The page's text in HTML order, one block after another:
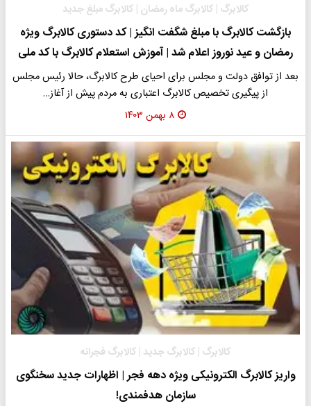
کالابرگ | کالابرگ ماه رمضان | کالابرگ مبلغ جدید
بازگشت کالابرگ با مبلغ شگفت انگیز | کد دستوری کالابرگ ویژه
رمضان و عید نوروز اعلام شد | آموزش استعلام کالابرگ با کد ملی
بعد از توافق دولت و مجلس برای احیای طرح کالابرگ، حالا رئیس مجلس
از پیگیری تخصیص کالابرگ اعتباری به مردم پیش از آغاز…
۸ بهمن ۱۴۰۳
کالابرگ | کالابرگ جدید | کالابرگ فجرانه
واریز کالابرگ الکترونیکی ویژه دهه فجر | اظهارات جدید سخنگوی
سازمان هدفمندی!